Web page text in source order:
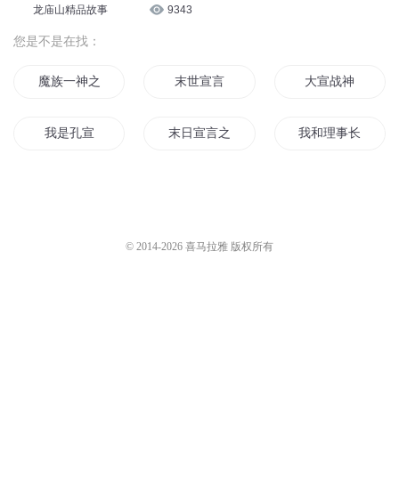
龙庙山精品故事 9343
您是不是在找：
魔族一神之宣告 末世宣言 大宣战神
我是孔宣 末日宣言之生存 我和理事长官宣了
© 2014-2026 喜马拉雅 版权所有